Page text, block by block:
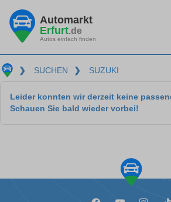
Automarkt
Erfurt.de
Autos einfach finden
❯ SUCHEN ❯ SUZUKI
Leider konnten wir derzeit keine
Schauen Sie bald wieder vorbei!